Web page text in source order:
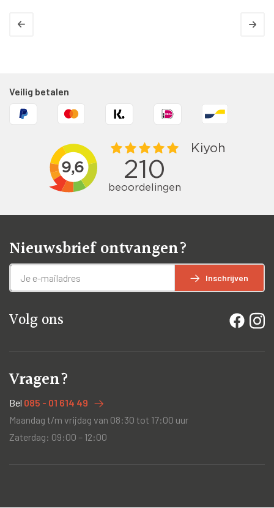
Veilig betalen
Nieuwsbrief ontvangen?
Inschrijven
Volg ons
Vragen?
Bel 085 - 01 614 49
Maandag t/m vrijdag van 08:30 tot 17:00 uur
Zaterdag: 09:00 – 12:00